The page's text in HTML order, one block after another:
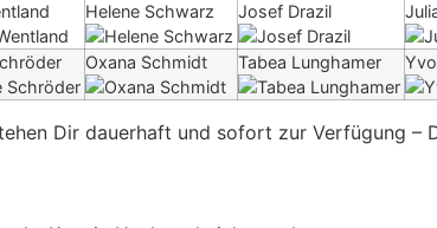
Helene Schwarz Josef Drazil
Oxana Schmidt Tabea Lunghamer
Dir dauerhaft und sofort zur Verfügung –